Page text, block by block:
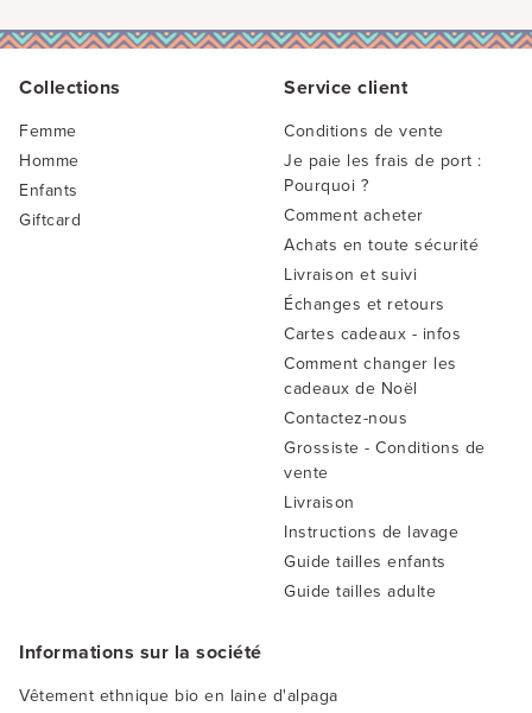
Collections
Femme
Homme
Enfants
Giftcard
Informations sur la société
Vêtement ethnique bio en laine d'alpaga
Service client
Conditions de vente
Je paie les frais de port :
Pourquoi ?
Comment acheter
Achats en toute sécurité
Livraison et suivi
Échanges et retours
Cartes cadeaux - infos
Comment changer les
cadeaux de Noël
Contactez-nous
Grossiste - Conditions de
vente
Livraison
Instructions de lavage
Guide tailles enfants
Guide tailles adulte